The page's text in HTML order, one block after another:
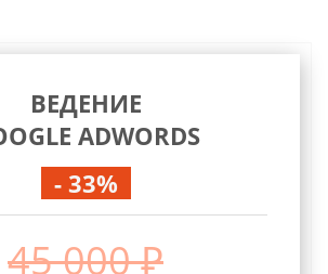
ВЕДЕНИЕ
ADWORDS
- 33%
45 000 ₽